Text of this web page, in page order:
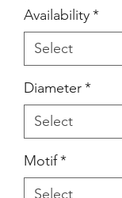
Availability*
Diameter*
Motif*